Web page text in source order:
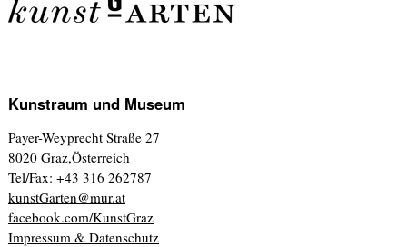
Kunstraum und Museum
Payer-Weyprecht Straße 27
8020 Graz,Österreich
Tel/Fax: +43 316 262787
kunstGarten@mur.at
facebook.com/KunstGraz
Impressum & Datenschutz